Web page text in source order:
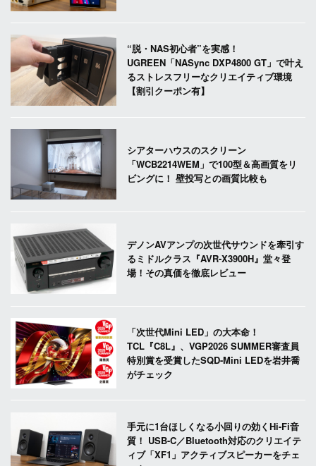
“脱・NAS初心者”を実感！
UGREEN「NASync DXP4800 GT」で叶え
るストレスフリーなクリエイティブ環境
【割引クーポン有】
シアターハウスのスクリーン
「WCB2214WEM」で100型＆高画質をリ
ビングに！ 壁投写との画質比較も
デノンAVアンプの次世代サウンドを牽引す
るミドルクラス『AVR-X3900H』堂々登
場！その真価を徹底レビュー
「次世代Mini LED」の大本命！
TCL『C8L』、VGP2026 SUMMER審査員
特別賞を受賞したSQD-Mini LEDを岩井喬
がチェック
手元に1台ほしくなる小回りの効くHi-Fi音
質！ USB-C／Bluetooth対応のクリエイテ
ィブ「XF1」アクティブスピーカーをチェ